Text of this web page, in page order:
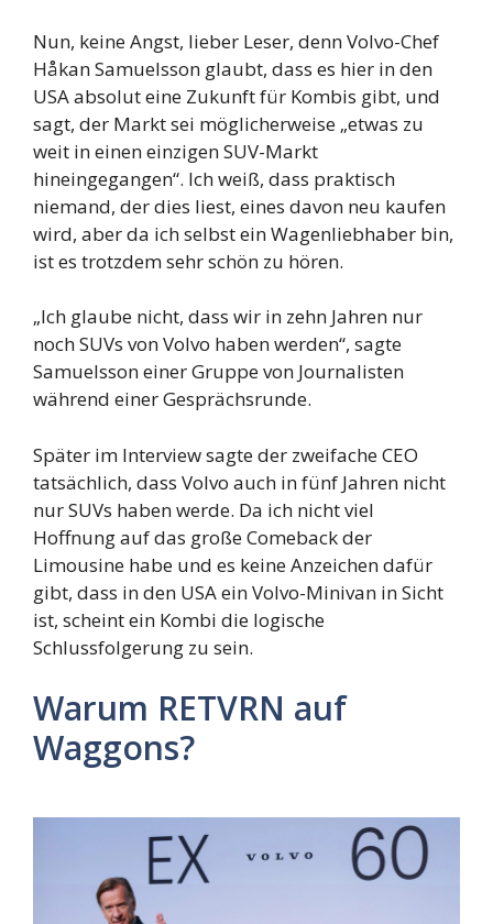
Nun, keine Angst, lieber Leser, denn Volvo-Chef
Håkan Samuelsson glaubt, dass es hier in den
USA absolut eine Zukunft für Kombis gibt, und
sagt, der Markt sei möglicherweise „etwas zu
weit in einen einzigen SUV-Markt
hineingegangen“. Ich weiß, dass praktisch
niemand, der dies liest, eines davon neu kaufen
wird, aber da ich selbst ein Wagenliebhaber bin,
ist es trotzdem sehr schön zu hören.
„Ich glaube nicht, dass wir in zehn Jahren nur
noch SUVs von Volvo haben werden“, sagte
Samuelsson einer Gruppe von Journalisten
während einer Gesprächsrunde.
Später im Interview sagte der zweifache CEO
tatsächlich, dass Volvo auch in fünf Jahren nicht
nur SUVs haben werde. Da ich nicht viel
Hoffnung auf das große Comeback der
Limousine habe und es keine Anzeichen dafür
gibt, dass in den USA ein Volvo-Minivan in Sicht
ist, scheint ein Kombi die logische
Schlussfolgerung zu sein.
Warum RETVRN auf
Waggons?